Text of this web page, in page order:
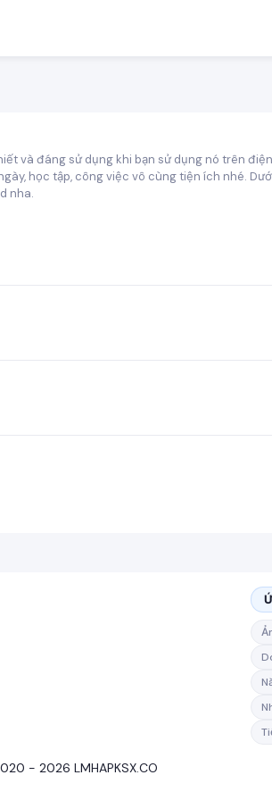
và đáng sử dụng khi bạn sử dụng nó trên
học tập, công việc vô cùng tiện ích nhé.
nha.
- 2026 LMHAPKSX.CO